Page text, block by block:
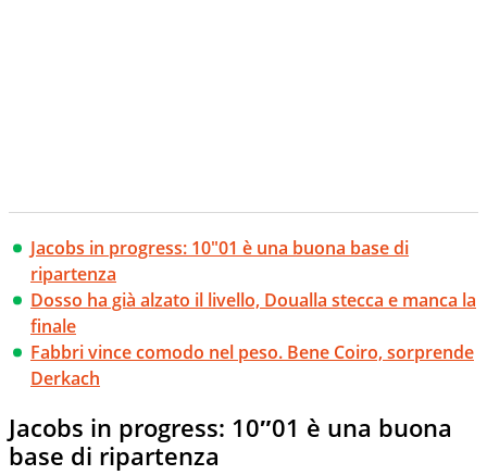
Jacobs in progress: 10"01 è una buona base di
ripartenza
Dosso ha già alzato il livello, Doualla stecca e manca la
finale
Fabbri vince comodo nel peso. Bene Coiro, sorprende
Derkach
Jacobs in progress: 10″01 è una buona
base di ripartenza